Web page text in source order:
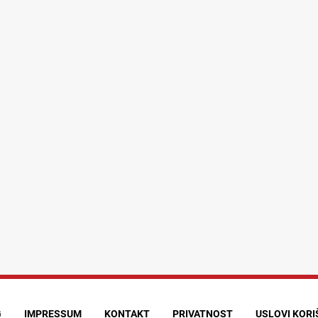
IMPRESSUM KONTAKT PRIVATNOST USLOVI